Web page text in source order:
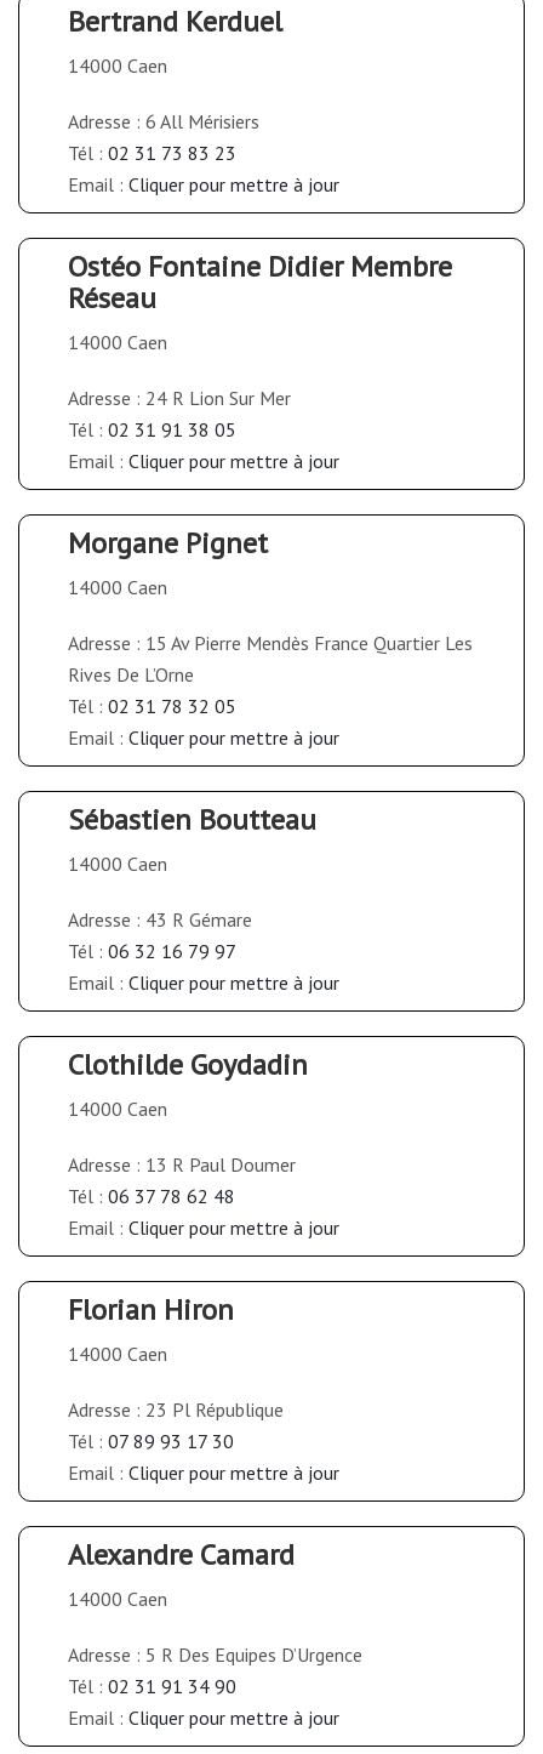
Bertrand Kerduel
14000 Caen
Adresse : 6 All Mérisiers
Tél : 02 31 73 83 23
Email : Cliquer pour mettre à jour
Ostéo Fontaine Didier Membre
Réseau
14000 Caen
Adresse : 24 R Lion Sur Mer
Tél : 02 31 91 38 05
Email : Cliquer pour mettre à jour
Morgane Pignet
14000 Caen
Adresse : 15 Av Pierre Mendès France Quartier Les
Rives De L’Orne
Tél : 02 31 78 32 05
Email : Cliquer pour mettre à jour
Sébastien Boutteau
14000 Caen
Adresse : 43 R Gémare
Tél : 06 32 16 79 97
Email : Cliquer pour mettre à jour
Clothilde Goydadin
14000 Caen
Adresse : 13 R Paul Doumer
Tél : 06 37 78 62 48
Email : Cliquer pour mettre à jour
Florian Hiron
14000 Caen
Adresse : 23 Pl République
Tél : 07 89 93 17 30
Email : Cliquer pour mettre à jour
Alexandre Camard
14000 Caen
Adresse : 5 R Des Equipes D’Urgence
Tél : 02 31 91 34 90
Email : Cliquer pour mettre à jour